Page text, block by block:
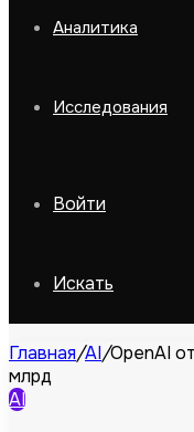
Аналитика
Исследования
Войти
Искать
Главная/AI/OpenAI
млрд
AI